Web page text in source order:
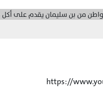
https://